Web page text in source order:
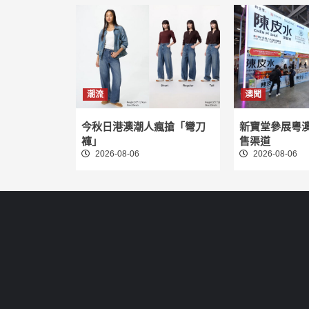
潮流
今秋日港澳潮人瘋搶「彎刀
褲」
2026-08-06
澳聞
新寶堂參展粵
售渠道
2026-08-06